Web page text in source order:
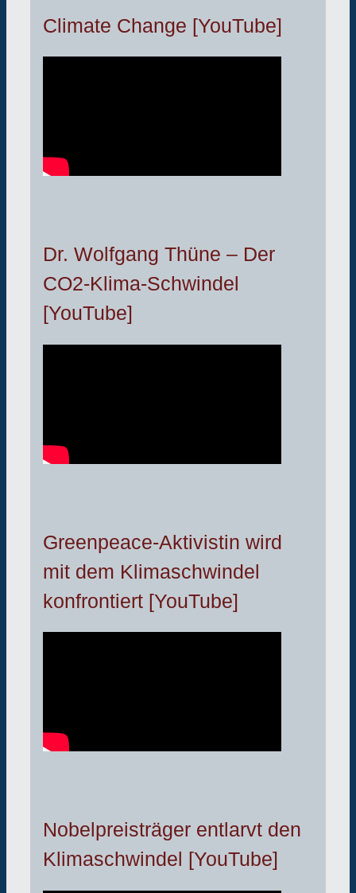
Climate Change [YouTube]
Dr. Wolfgang Thüne – Der
CO2-Klima-Schwindel
[YouTube]
Greenpeace-Aktivistin wird
mit dem Klimaschwindel
konfrontiert [YouTube]
Nobelpreisträger entlarvt den
Klimaschwindel [YouTube]